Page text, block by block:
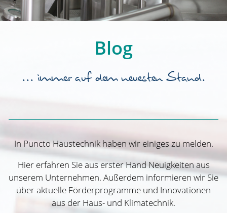
UNTERNEHMEN
Blog
... immer auf dem neuesten Stand.
In Puncto Haustechnik haben wir einiges zu melden.
Hier erfahren Sie aus erster Hand Neuigkeiten aus
unserem Unternehmen. Außerdem informieren wir Sie
über aktuelle Förderprogramme und Innovationen
aus der Haus- und Klimatechnik.